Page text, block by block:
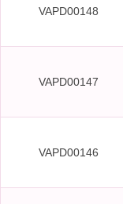
VAPD00148
VAPD00147
VAPD00146